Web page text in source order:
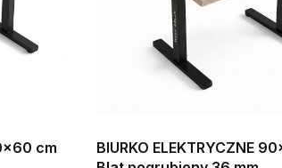
cm
BIURKO ELEKTRYCZNE